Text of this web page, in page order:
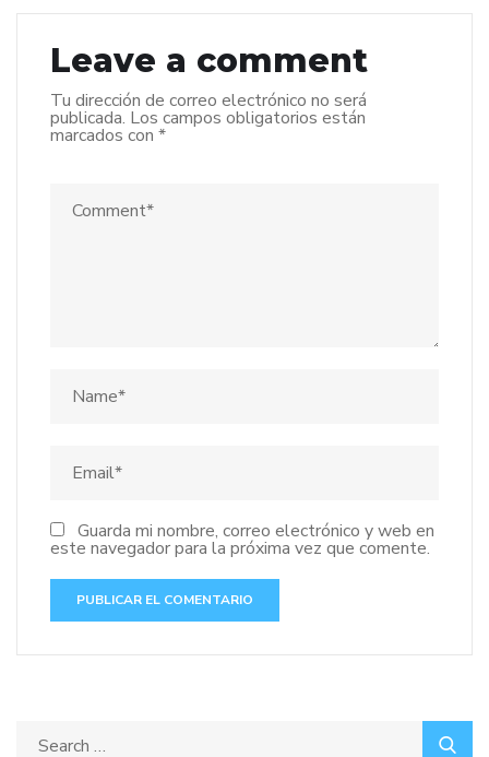
Leave a comment
Tu dirección de correo electrónico no será
publicada. Los campos obligatorios están
marcados con *
Guarda mi nombre, correo electrónico y web en
este navegador para la próxima vez que comente.